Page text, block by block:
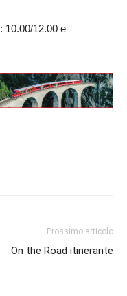
10.00/12.00 e
Prossimo articolo
On the Road itinerante